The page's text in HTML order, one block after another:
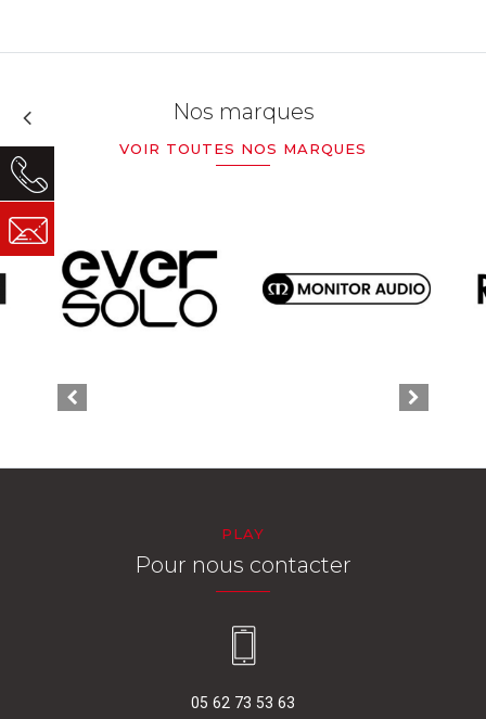
Nos marques
VOIR TOUTES NOS MARQUES
PLAY
Pour nous contacter
05 62 73 53 63